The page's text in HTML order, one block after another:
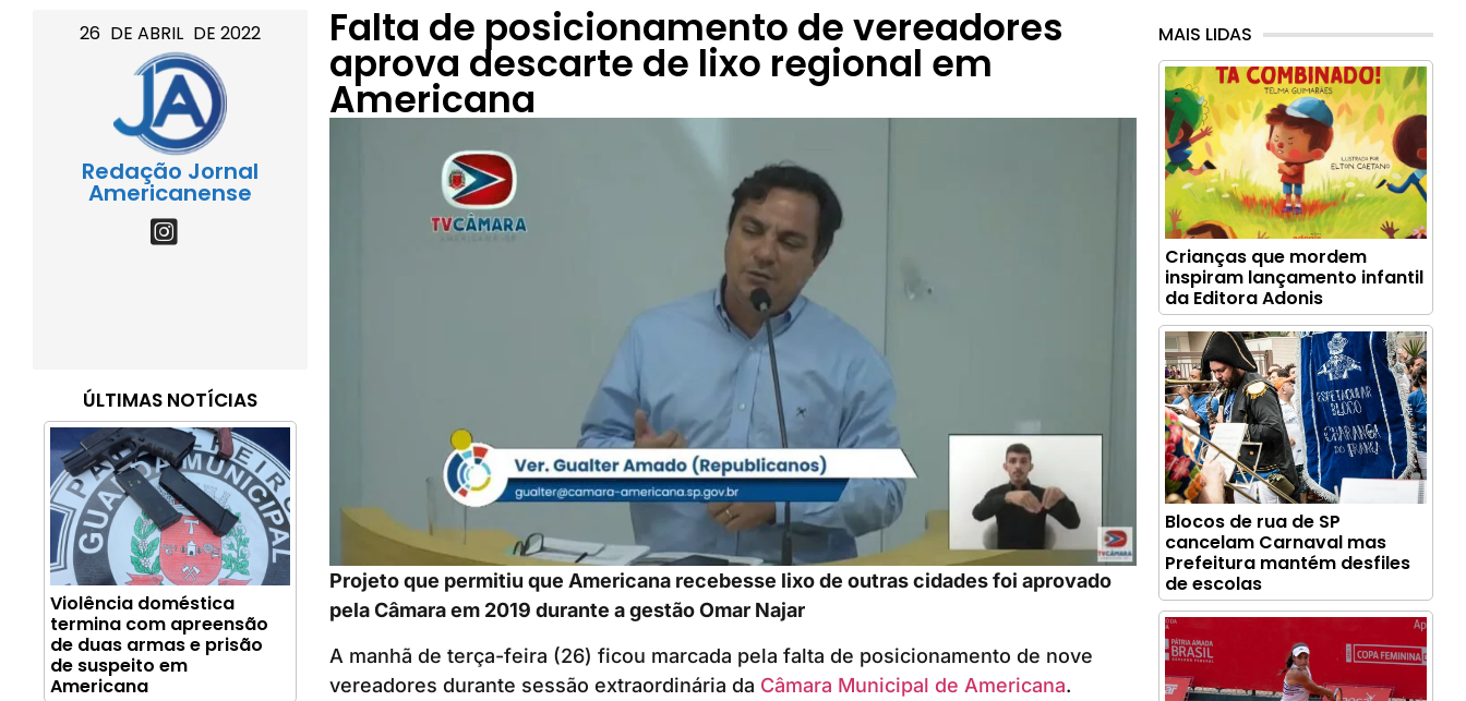
26 DE ABRIL DE 2022
Redação Jornal
Americanense
ÚLTIMAS NOTÍCIAS
Violência doméstica
termina com apreensão
de duas armas e prisão
de suspeito em
Americana
Falta de posicionamento de vereadores
aprova descarte de lixo regional em
Americana
Projeto que permitiu que Americana recebesse lixo de outras cidades foi aprovado
pela Câmara em 2019 durante a gestão Omar Najar
A manhã de terça-feira (26) ficou marcada pela falta de posicionamento de nove
vereadores durante sessão extraordinária da Câmara Municipal de Americana.
MAIS LIDAS
Crianças que mordem
inspiram lançamento infantil
da Editora Adonis
Blocos de rua de SP
cancelam Carnaval mas
Prefeitura mantém desfiles
de escolas